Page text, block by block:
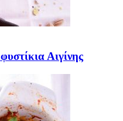
Αιγίνης